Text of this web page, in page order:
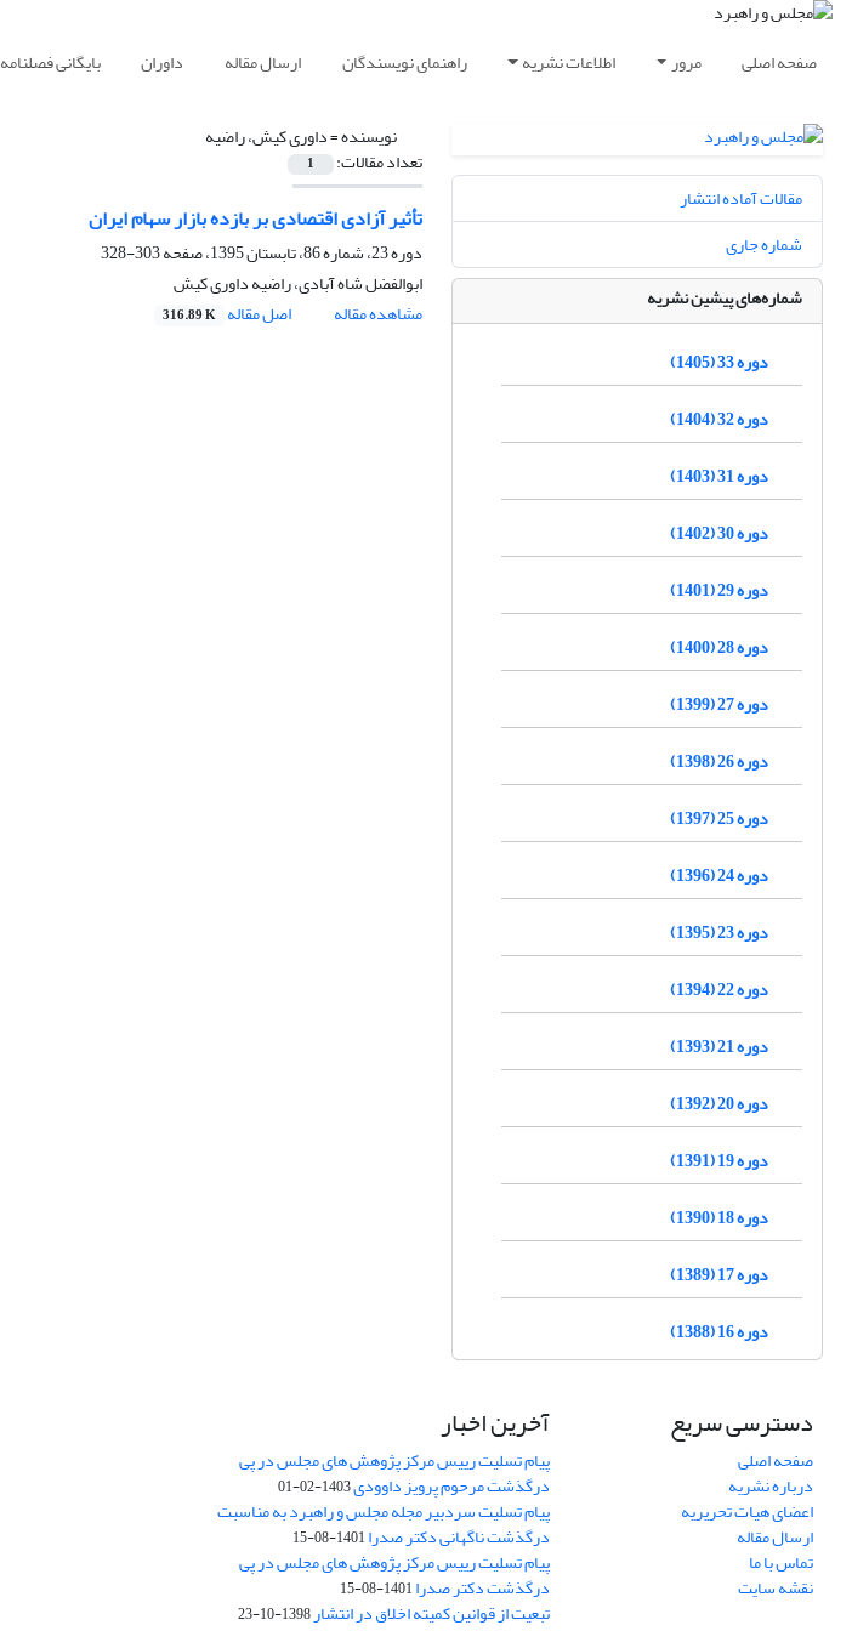
صفحه اصلی مرور اطلاعات نشریه راهنمای نویسندگان ارسال مقاله داوران بایگانی فصلنامه
نویسنده =داوری کیش، راضیه
تعداد مقالات: 1
تأثیر آزادی اقتصادی بر بازده بازار سهام ایران
دوره 23، شماره 86، تابستان 1395، صفحه
303-328
ابوالفضل شاه آبادی، راضیه داوری کیش
مشاهده مقاله
اصل مقاله 316.89 K
مقالات آماده انتشار
شماره جاری
شماره‌های پیشین نشریه
دوره 33 (1405)
دوره 32 (1404)
دوره 31 (1403)
دوره 30 (1402)
دوره 29 (1401)
دوره 28 (1400)
دوره 27 (1399)
دوره 26 (1398)
دوره 25 (1397)
دوره 24 (1396)
دوره 23 (1395)
دوره 22 (1394)
دوره 21 (1393)
دوره 20 (1392)
دوره 19 (1391)
دوره 18 (1390)
دوره 17 (1389)
دوره 16 (1388)
دسترسی سریع
صفحه اصلی
درباره نشریه
اعضای هیات تحریریه
ارسال مقاله
تماس با ما
نقشه سایت
آخرین اخبار
پیام تسلیت رییس مرکز پژوهش های مجلس در پی
درگذشت مرحوم پرویز داوودی1403-02-01
پیام تسلیت سردبیر مجله مجلس و راهبرد به مناسبت
درگذشت ناگهانی دکتر صدرا1401-08-15
پیام تسلیت رییس مرکز پژوهش های مجلس در پی
درگذشت دکتر صدرا1401-08-15
تبعیت از قوانین کمیته اخلاق در انتشار1398-10-23